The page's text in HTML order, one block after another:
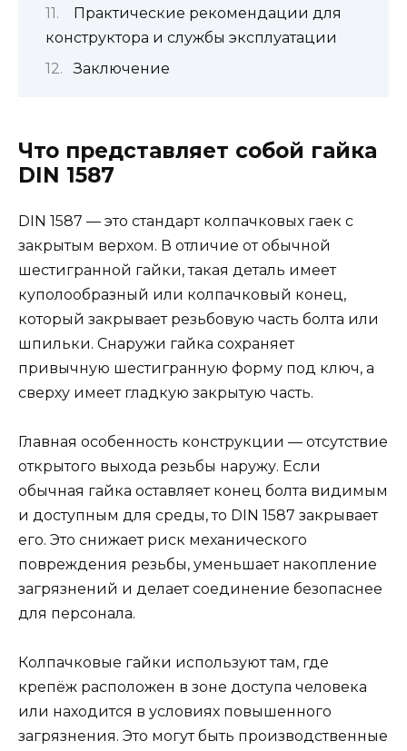
Практические рекомендации для
конструктора и службы эксплуатации
Заключение
Что представляет собой гайка
DIN 1587
DIN 1587 — это стандарт колпачковых гаек с
закрытым верхом. В отличие от обычной
шестигранной гайки, такая деталь имеет
куполообразный или колпачковый конец,
который закрывает резьбовую часть болта или
шпильки. Снаружи гайка сохраняет
привычную шестигранную форму под ключ, а
сверху имеет гладкую закрытую часть.
Главная особенность конструкции — отсутствие
открытого выхода резьбы наружу. Если
обычная гайка оставляет конец болта видимым
и доступным для среды, то DIN 1587 закрывает
его. Это снижает риск механического
повреждения резьбы, уменьшает накопление
загрязнений и делает соединение безопаснее
для персонала.
Колпачковые гайки используют там, где
крепёж расположен в зоне доступа человека
или находится в условиях повышенного
загрязнения. Это могут быть производственные